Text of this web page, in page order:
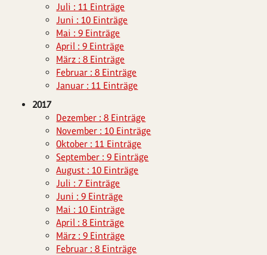
Juli : 11 Einträge
Juni : 10 Einträge
Mai : 9 Einträge
April : 9 Einträge
März : 8 Einträge
Februar : 8 Einträge
Januar : 11 Einträge
2017
Dezember : 8 Einträge
November : 10 Einträge
Oktober : 11 Einträge
September : 9 Einträge
August : 10 Einträge
Juli : 7 Einträge
Juni : 9 Einträge
Mai : 10 Einträge
April : 8 Einträge
März : 9 Einträge
Februar : 8 Einträge